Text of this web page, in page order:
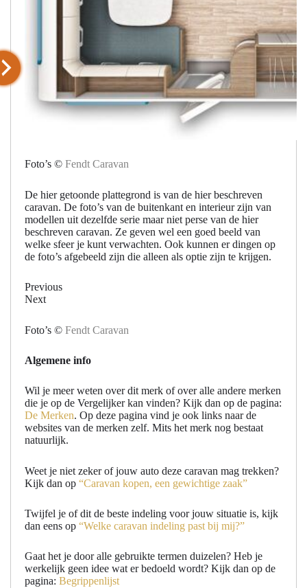
Foto’s © Fendt Caravan
De hier getoonde plattegrond is van de hier beschreven
caravan. De foto’s van de buitenkant en interieur zijn van
modellen uit dezelfde serie maar niet perse van de hier
beschreven caravan. Ze geven wel een goed beeld van
welke sfeer je kunt verwachten. Ook kunnen er dingen op
de foto’s afgebeeld zijn die alleen als optie zijn te krijgen.
Previous
Next
Foto’s © Fendt Caravan
Algemene info
Wil je meer weten over dit merk of over alle andere merken
die je op de Vergelijker kan vinden? Kijk dan op de pagina:
De Merken. Op deze pagina vind je ook links naar de
websites van de merken zelf. Mits het merk nog bestaat
natuurlijk.
Weet je niet zeker of jouw auto deze caravan mag trekken?
Kijk dan op “Caravan kopen, een gewichtige zaak”
Twijfel je of dit de beste indeling voor jouw situatie is, kijk
dan eens op “Welke caravan indeling past bij mij?”
Gaat het je door alle gebruikte termen duizelen? Heb je
werkelijk geen idee wat er bedoeld wordt? Kijk dan op de
pagina: Begrippenlijst